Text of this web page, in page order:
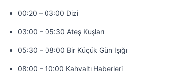
00:20 – 03:00 Dizi
03:00 – 05:30 Ateş Kuşları
05:30 – 08:00 Bir Küçük Gün Işığı
08:00 – 10:00 Kahvaltı Haberleri